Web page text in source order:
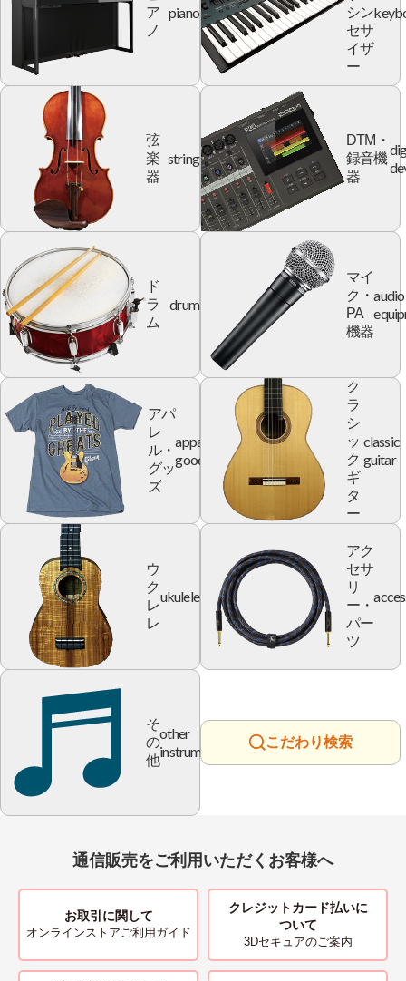
ア
ノ
piano
シン
セサ
イザ
ー
弦
楽
器
string
DTM・
録音機
器
ド
ラ
ム
drum
マイ
ク・
PA
機器
audio
アパ
レ
ル・
グッ
ズ
apparel
goods
ク
ラ
シ
ッ
ク
ギ
タ
ー
classic
guitar
ウ
ク
レ
レ
ukulele
アク
セサ
リ
ー・
パー
ツ
そ
の
他
other
instrument
こだわり検索
通信販売をご利用いただくお客様へ
お取引に関して
オンラインストアご利用ガイド
クレジットカード払いに
ついて
3Dセキュアのご案内